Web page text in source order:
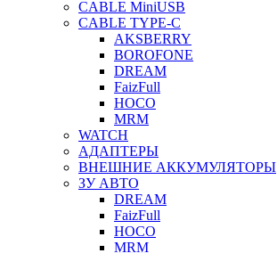
CABLE MiniUSB
CABLE TYPE-C
AKSBERRY
BOROFONE
DREAM
FaizFull
HOCO
MRM
WATCH
АДАПТЕРЫ
ВНЕШНИЕ АККУМУЛЯТОРЫ
ЗУ АВТО
DREAM
FaizFull
HOCO
MRM